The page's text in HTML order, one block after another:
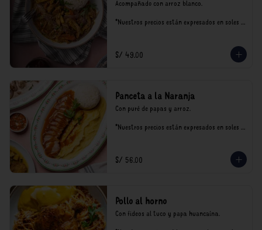
Acompañado con arroz blanco.
*Nuestros precios están expresados en soles e
S/ 49.00
Panceta a la Naranja
Con puré de papas y arroz.
*Nuestros precios están expresados en soles e
S/ 56.00
Pollo al horno
Con fideos al tuco y papa huancaína.